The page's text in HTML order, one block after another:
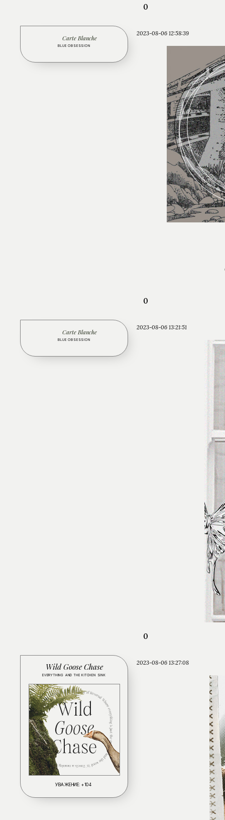
0
2023-08-06 12:58:39
Carte Blanche
BLUE OBSESSION
0
2023-08-06 13:21:51
Carte Blanche
BLUE OBSESSION
0
2023-08-06 13:27:08
Wild Goose Chase
EVERYTHING AND THE KITCHEN SINK
УВАЖЕНИЕ: +104